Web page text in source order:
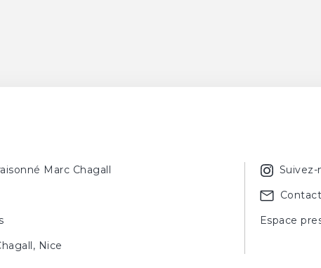
Marc Chagall
Nice
Suivez-
Contact
Espace